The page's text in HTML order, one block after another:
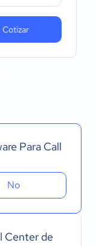
Cotizar
Para Call
No
Center de